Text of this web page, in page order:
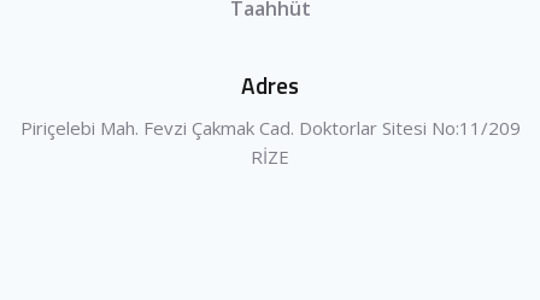
Taahhüt
Adres
Piriçelebi Mah. Fevzi Çakmak Cad. Doktorlar Sitesi No:11/209
RİZE